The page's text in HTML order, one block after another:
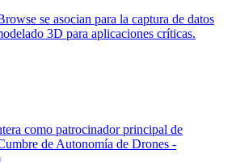
se asocian para la captura de datos
3D para aplicaciones críticas.
como patrocinador principal de
de Autonomía de Drones -